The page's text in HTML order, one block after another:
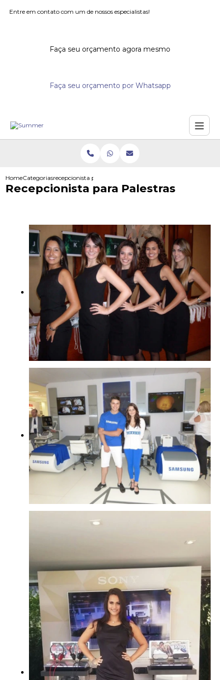
Entre em contato com um de nossos especialistas!
Faça seu orçamento agora mesmo
Faça seu orçamento por Whatsapp
HomeCategoriasrecepcionista para palestras
Recepcionista para Palestras